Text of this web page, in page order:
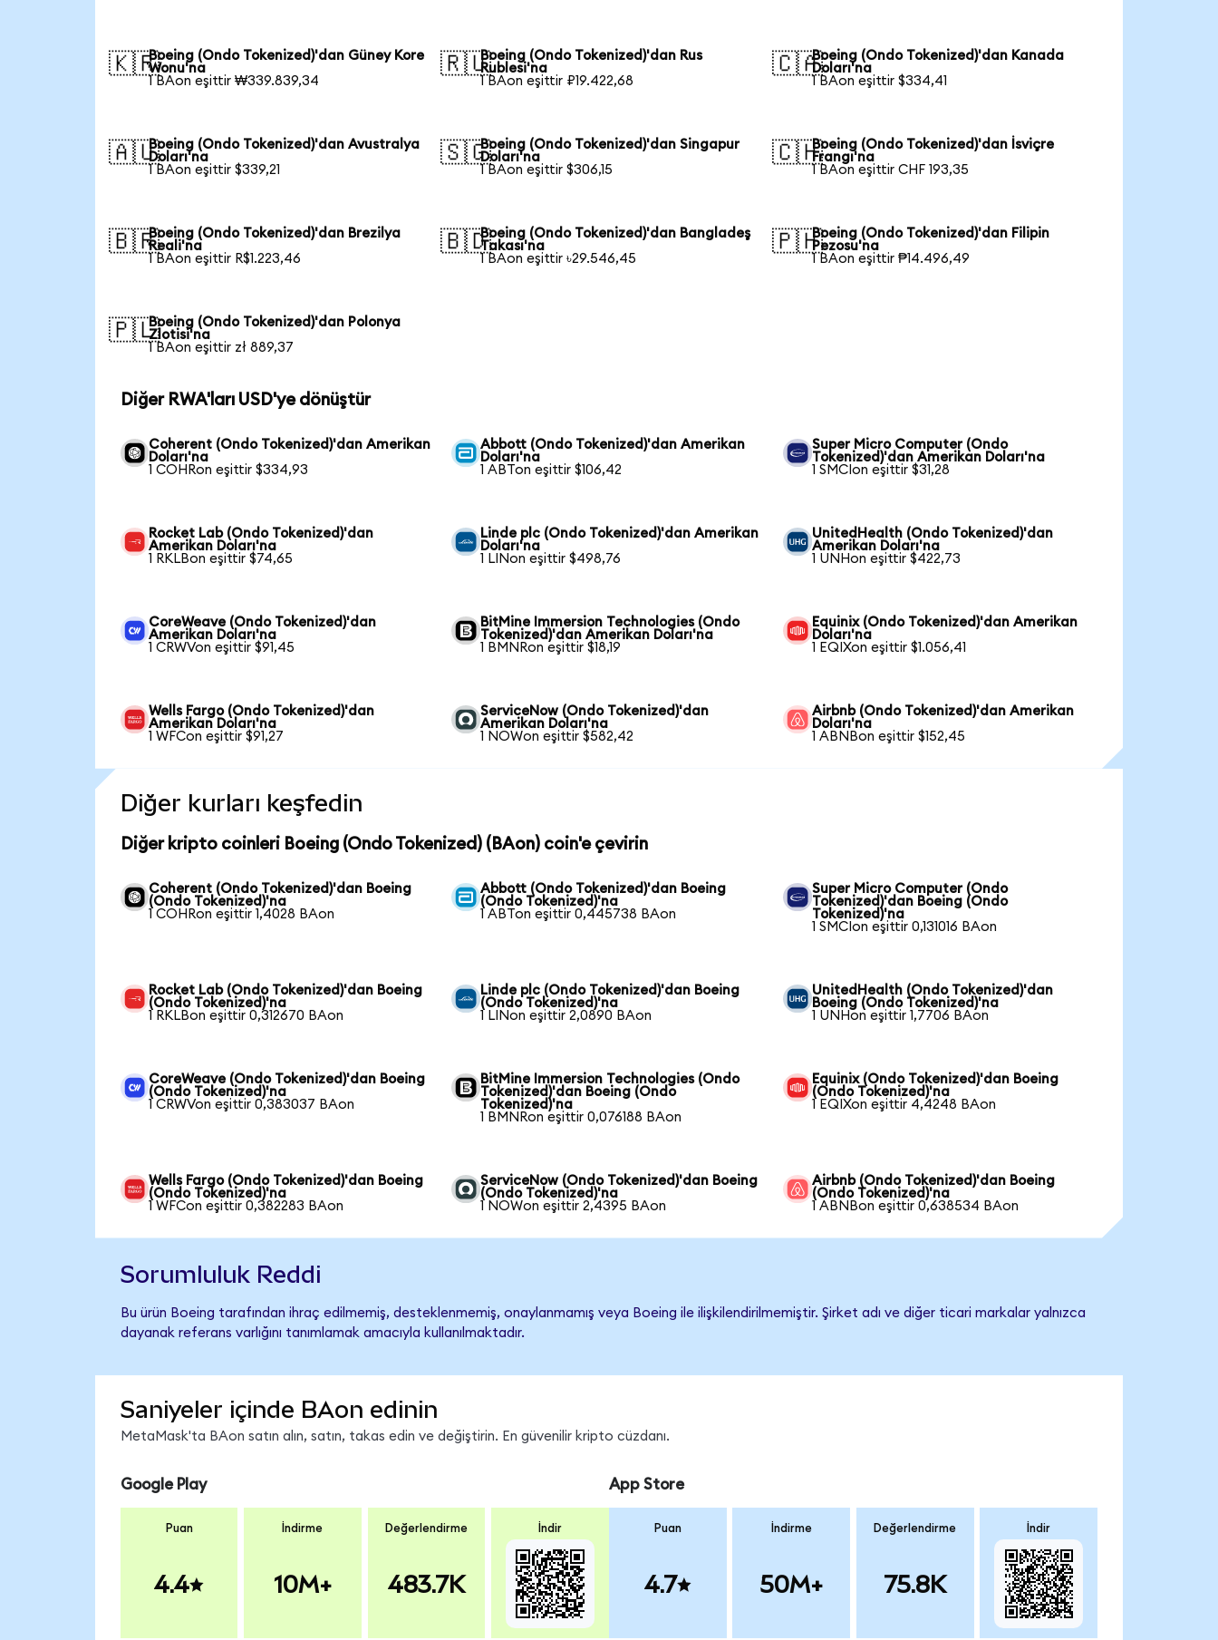
🇰🇷Boeing (Ondo Tokenized)'dan Güney Kore
Wonu'na
1 BAon eşittir ₩339.839,34
🇷🇺Boeing (Ondo Tokenized)'dan Rus
Rublesi'na
1 BAon eşittir ₽19.422,68
🇨🇦Boeing (Ondo Tokenized)'dan Kanada
Doları'na
1 BAon eşittir $334,41
🇦🇺Boeing (Ondo Tokenized)'dan Avustralya
Doları'na
1 BAon eşittir $339,21
🇸🇬Boeing (Ondo Tokenized)'dan Singapur
Doları'na
1 BAon eşittir $306,15
🇨🇭Boeing (Ondo Tokenized)'dan İsviçre
Frangı'na
1 BAon eşittir CHF 193,35
🇧🇷Boeing (Ondo Tokenized)'dan Brezilya
Reali'na
1 BAon eşittir R$1.223,46
🇧🇩Boeing (Ondo Tokenized)'dan Bangladeş
Takası'na
1 BAon eşittir ৳29.546,45
🇵🇭Boeing (Ondo Tokenized)'dan Filipin
Pezosu'na
1 BAon eşittir ₱14.496,49
🇵🇱Boeing (Ondo Tokenized)'dan Polonya
Zlotisi'na
1 BAon eşittir zł 889,37
Diğer RWA'ları USD'ye dönüştür
Coherent (Ondo Tokenized)'dan Amerikan
Doları'na
1 COHRon eşittir $334,93
Abbott (Ondo Tokenized)'dan Amerikan
Doları'na
1 ABTon eşittir $106,42
Super Micro Computer (Ondo
Tokenized)'dan Amerikan Doları'na
1 SMCIon eşittir $31,28
Rocket Lab (Ondo Tokenized)'dan
Amerikan Doları'na
1 RKLBon eşittir $74,65
Linde plc (Ondo Tokenized)'dan Amerikan
Doları'na
1 LINon eşittir $498,76
UnitedHealth (Ondo Tokenized)'dan
Amerikan Doları'na
1 UNHon eşittir $422,73
CoreWeave (Ondo Tokenized)'dan
Amerikan Doları'na
1 CRWVon eşittir $91,45
BitMine Immersion Technologies (Ondo
Tokenized)'dan Amerikan Doları'na
1 BMNRon eşittir $18,19
Equinix (Ondo Tokenized)'dan Amerikan
Doları'na
1 EQIXon eşittir $1.056,41
Wells Fargo (Ondo Tokenized)'dan
Amerikan Doları'na
1 WFCon eşittir $91,27
ServiceNow (Ondo Tokenized)'dan
Amerikan Doları'na
1 NOWon eşittir $582,42
Airbnb (Ondo Tokenized)'dan Amerikan
Doları'na
1 ABNBon eşittir $152,45
Diğer kurları keşfedin
Diğer kripto coinleri Boeing (Ondo Tokenized) (BAon) coin'e çevirin
Coherent (Ondo Tokenized)'dan Boeing
(Ondo Tokenized)'na
1 COHRon eşittir 1,4028 BAon
Abbott (Ondo Tokenized)'dan Boeing
(Ondo Tokenized)'na
1 ABTon eşittir 0,445738 BAon
Super Micro Computer (Ondo
Tokenized)'dan Boeing (Ondo
Tokenized)'na
1 SMCIon eşittir 0,131016 BAon
Rocket Lab (Ondo Tokenized)'dan Boeing
(Ondo Tokenized)'na
1 RKLBon eşittir 0,312670 BAon
Linde plc (Ondo Tokenized)'dan Boeing
(Ondo Tokenized)'na
1 LINon eşittir 2,0890 BAon
UnitedHealth (Ondo Tokenized)'dan
Boeing (Ondo Tokenized)'na
1 UNHon eşittir 1,7706 BAon
CoreWeave (Ondo Tokenized)'dan Boeing
(Ondo Tokenized)'na
1 CRWVon eşittir 0,383037 BAon
BitMine Immersion Technologies (Ondo
Tokenized)'dan Boeing (Ondo
Tokenized)'na
1 BMNRon eşittir 0,076188 BAon
Equinix (Ondo Tokenized)'dan Boeing
(Ondo Tokenized)'na
1 EQIXon eşittir 4,4248 BAon
Wells Fargo (Ondo Tokenized)'dan Boeing
(Ondo Tokenized)'na
1 WFCon eşittir 0,382283 BAon
ServiceNow (Ondo Tokenized)'dan Boeing
(Ondo Tokenized)'na
1 NOWon eşittir 2,4395 BAon
Airbnb (Ondo Tokenized)'dan Boeing
(Ondo Tokenized)'na
1 ABNBon eşittir 0,638534 BAon
Sorumluluk Reddi
Bu ürün Boeing tarafından ihraç edilmemiş, desteklenmemiş, onaylanmamış veya Boeing ile ilişkilendirilmemiştir. Şirket adı ve diğer ticari markalar yalnızca
dayanak referans varlığını tanımlamak amacıyla kullanılmaktadır.
Saniyeler içinde BAon edinin
MetaMask'ta BAon satın alın, satın, takas edin ve değiştirin. En güvenilir kripto cüzdanı.
Google Play
Puan
4.4
İndirme
10M+
Değerlendirme
483.7K
İndir
App Store
Puan
4.7
İndirme
50M+
Değerlendirme
75.8K
İndir